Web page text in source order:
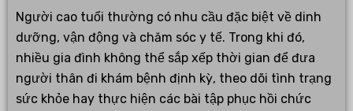
Người cao tuổi thường có nhu cầu đặc biệt về dinh
dưỡng, vận động và chăm sóc y tế. Trong khi đó,
nhiều gia đình không thể sắp xếp thời gian để đưa
người thân đi khám bệnh định kỳ, theo dõi tình trạng
sức khỏe hay thực hiện các bài tập phục hồi chức